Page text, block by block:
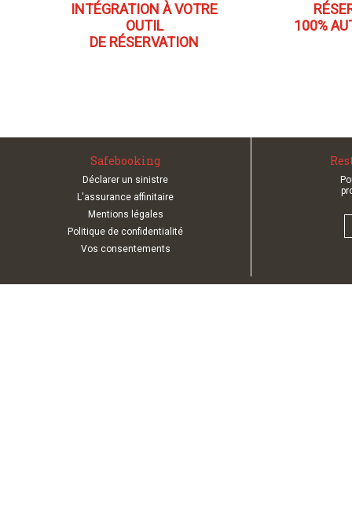
INTÉGRATION À VOTRE
OUTIL
DE RÉSERVATION
100%
Safebooking
Déclarer un sinistre
L'assurance affinitaire
Mentions légales
Politique de confidentialité
Vos consentements